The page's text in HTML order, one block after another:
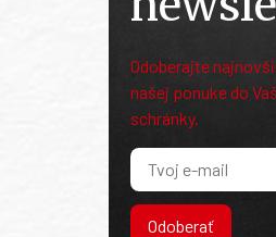
Odoberajte
našej ponuke do
schránky.
Odoberať